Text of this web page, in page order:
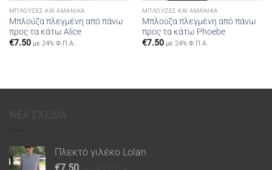
ΜΠΛΟΎΖΕΣ ΚΑΙ ΑΜΆΝΙΚΑ
Μπλούζα πλεγμένη από πάνω
προς τα κάτω Alice
€7.50 με 24% Φ.Π.Α.
ΜΠΛΟΎΖΕΣ ΚΑΙ ΑΜΆΝΙΚΑ
Μπλούζα πλεγμένη από πάνω
προς τα κάτω Phoebe
€7.50 με 24% Φ.Π.Α.
Πλεκτό γιλέκο Lolan